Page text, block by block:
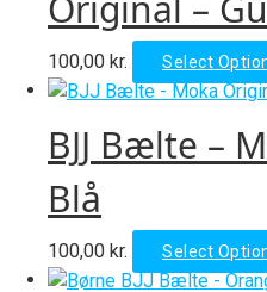
100,00 kr. Select
BJJ Bælte –
Blå
100,00 kr. Select